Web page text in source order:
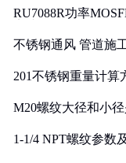
RU7088R功率
不锈钢通风 管道施
201不锈钢重量计算
M20螺纹大径和小
1-1/4 NPT螺纹参数